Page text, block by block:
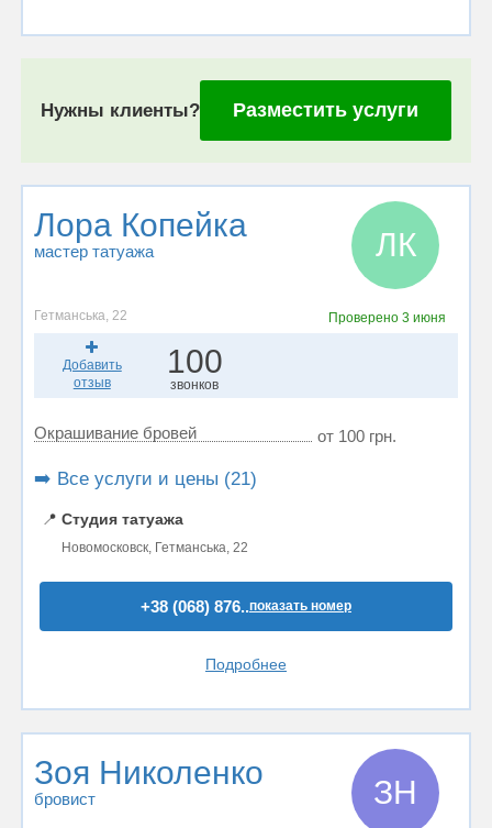
Нужны клиенты? Разместить услуги
Лора Копейка
мастер татуажа ЛК
Гетманська, 22 Проверено3 июня
Добавить
отзыв
100
звонков
Окрашивание бровей от 100 грн.
➡️ Все услуги и цены (21)
📍 Студия татуажа
Новомосковск, Гетманська, 22
+38 (068) 876..показать номер
Подробнее
Зоя Николенко
бровист ЗН